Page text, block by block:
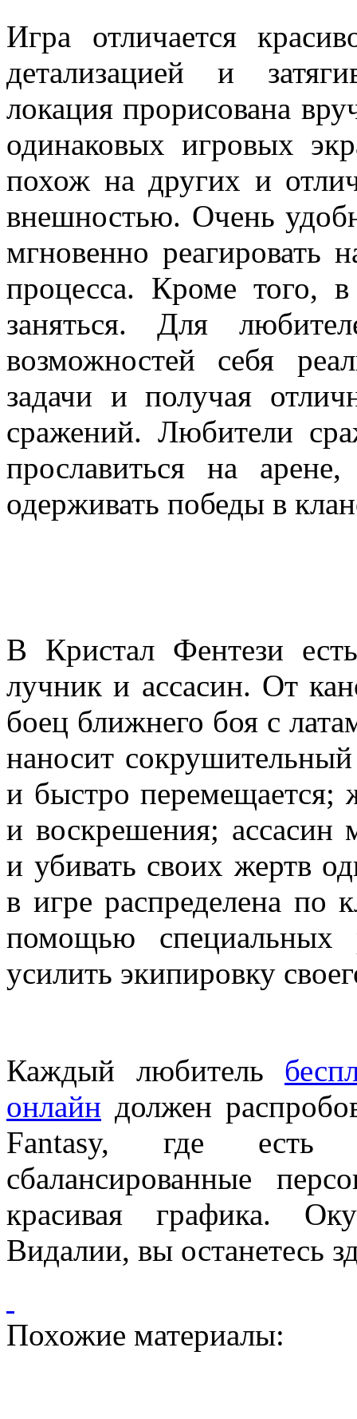
Игра отличается
детализацией и
локация прорисована
одинаковых игровых
похож на других и
внешностью. Очень
мгновенно реагировать
процесса. Кроме того,
заняться. Для
возможностей себя
задачи и получая
сражений. Любители
прославиться на
одерживать победы в
В Кристал Фентези
лучник и ассасин. От
боец ближнего боя с
наносит
и быстро перемещается;
и воскрешения; ассасин
и убивать своих жертв
в игре распределена по
помощью специальных
усилить экипировку
Каждый любитель
онлайн должен
Fantasy, где есть
сбалансированные
красивая графика.
Видалии, вы останетесь
Похожие материалы: